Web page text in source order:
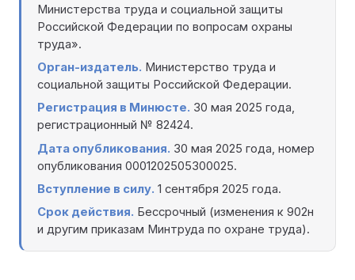
Министерства труда и социальной защиты
Российской Федерации по вопросам охраны
труда».
Орган-издатель. Министерство труда и
социальной защиты Российской Федерации.
Регистрация в Минюсте. 30 мая 2025 года,
регистрационный № 82424.
Дата опубликования. 30 мая 2025 года, номер
опубликования 0001202505300025.
Вступление в силу. 1 сентября 2025 года.
Срок действия. Бессрочный (изменения к 902н
и другим приказам Минтруда по охране труда).